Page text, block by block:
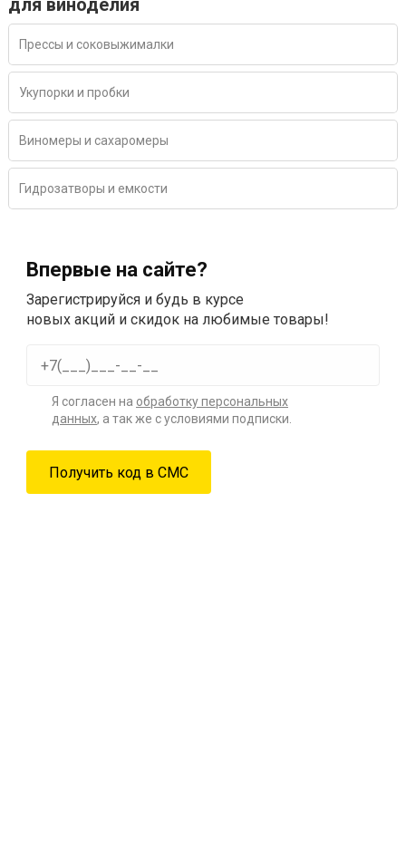
для виноделия
Прессы и соковыжималки
Укупорки и пробки
Виномеры и сахаромеры
Гидрозатворы и емкости
Впервые на сайте?
Зарегистрируйся и будь в курсе
новых акций и скидок на любимые товары!
Я согласен на обработку персональных
данных, а так же с условиями подписки.